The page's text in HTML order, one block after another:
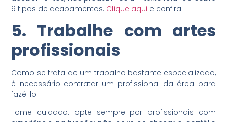
9 tipos de acabamentos. Clique aqui e confira!
5. Trabalhe com artes
profissionais
Como se trata de um trabalho bastante especializado,
é necessário contratar um profissional da área para
fazê-lo.
Tome cuidado: opte sempre por profissionais com